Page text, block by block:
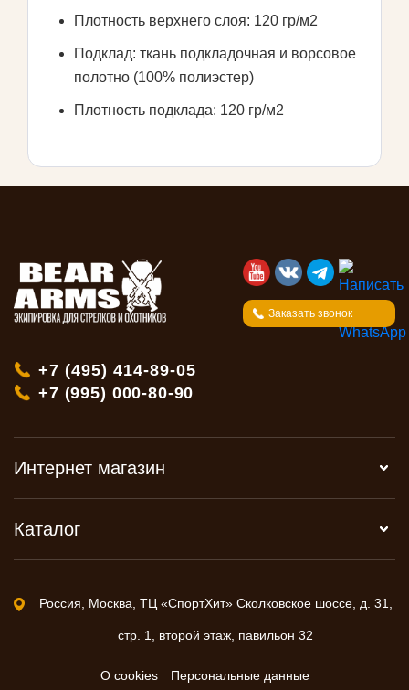
Плотность верхнего слоя: 120 гр/м2
Подклад: ткань подкладочная и ворсовое
полотно (100% полиэстер)
Плотность подклада: 120 гр/м2
Заказать звонок
+7 (495) 414-89-05
+7 (995) 000-80-90
Интернет магазин
Каталог
Россия, Москва, ТЦ «СпортХит» Сколковское шоссе, д. 31,
стр. 1, второй этаж, павильон 32
О cookies Персональные данные